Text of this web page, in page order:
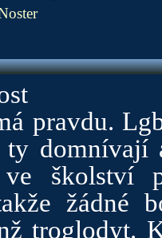
pravdu.
domnívají
školství
žádné
troglodyt.